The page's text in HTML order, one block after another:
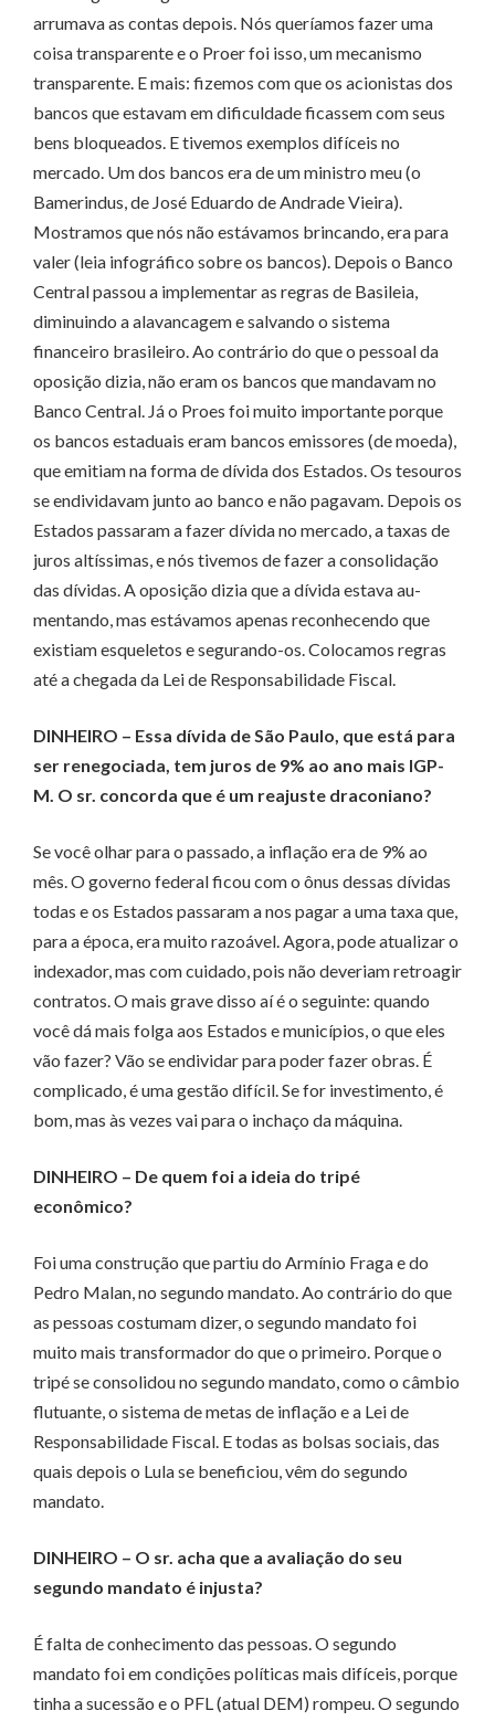
arrumava as contas depois. Nós queríamos fazer uma
coisa transparente e o Proer foi isso, um mecanismo
transparente. E mais: fizemos com que os acionistas dos
bancos que estavam em dificuldade ficassem com seus
bens bloqueados. E tivemos exemplos difíceis no
mercado. Um dos bancos era de um ministro meu (o
Bamerindus, de José Eduardo de Andrade Vieira).
Mostramos que nós não estávamos brincando, era para
valer (leia infográfico sobre os bancos). Depois o Banco
Central passou a implementar as regras de Basileia,
diminuindo a alavancagem e salvando o sistema
financeiro brasileiro. Ao contrário do que o pessoal da
oposição dizia, não eram os bancos que mandavam no
Banco Central. Já o Proes foi muito importante porque
os bancos estaduais eram bancos emissores (de moeda),
que emitiam na forma de dívida dos Estados. Os tesouros
se endividavam junto ao banco e não pagavam. Depois os
Estados passaram a fazer dívida no mercado, a taxas de
juros altíssimas, e nós tivemos de fazer a consolidação
das dívidas. A oposição dizia que a dívida estava au­­
mentando, mas estávamos apenas reconhecendo que
existiam esqueletos e se­­gurando-os. Colocamos regras
até a che­­­gada da Lei de Responsabilidade Fiscal.
DINHEIRO – Essa dívida de São Paulo, que está para
ser renegociada, tem juros de 9% ao ano mais IGP-
M. O sr. concorda que é um reajuste draconiano?
Se você olhar para o passado, a inflação era de 9% ao
mês. O governo federal ficou com o ônus dessas dívidas
todas e os Es­­tados passaram a nos pa­­­­gar a uma taxa que,
para a época, era muito razoável. Agora, pode atualizar o
indexador, mas com cuidado, pois não deveriam retroagir
contratos. O mais grave disso aí é o seguinte: quando
você dá mais folga aos Estados e municípios, o que eles
vão fazer? Vão se endividar para poder fazer obras. É
complicado, é uma gestão difícil. Se for investimento, é
bom, mas às vezes vai para o inchaço da máquina.
DINHEIRO – De quem foi a ideia do tripé
econômico?
Foi uma construção que partiu do Armínio Fraga e do
Pedro Malan, no segundo mandato. Ao contrário do que
as pessoas costumam dizer, o segundo mandato foi
muito mais transformador do que o primeiro. Porque o
tripé se consolidou no segundo mandato, como o câmbio
flutuante, o sistema de metas de inflação e a Lei de
Responsabilidade Fiscal. E todas as bolsas sociais, das
quais depois o Lula se beneficiou, vêm do segundo
mandato.
DINHEIRO – O sr. acha que a avaliação do seu
segundo mandato é injusta?
É falta de conhecimento das pessoas. O segundo
mandato foi em condições políticas mais difíceis, porque
tinha a sucessão e o PFL (atual DEM) rompeu. O segundo